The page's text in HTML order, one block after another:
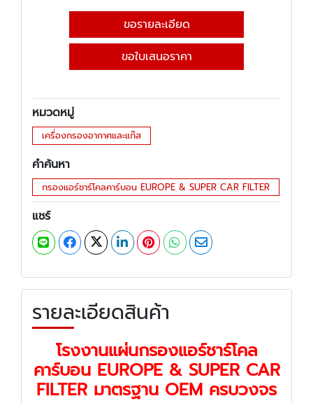
ขอรายละเอียด
ขอใบเสนอราคา
หมวดหมู่
เครื่องกรองอากาศและแก๊ส
คำค้นหา
กรองแอร์ชาร์โคลคาร์บอน EUROPE & SUPER CAR FILTER
แชร์
รายละเอียดสินค้า
โรงงานแผ่นกรองแอร์ชาร์โคล
คาร์บอน EUROPE & SUPER CAR
FILTER มาตรฐาน OEM ครบวงจร